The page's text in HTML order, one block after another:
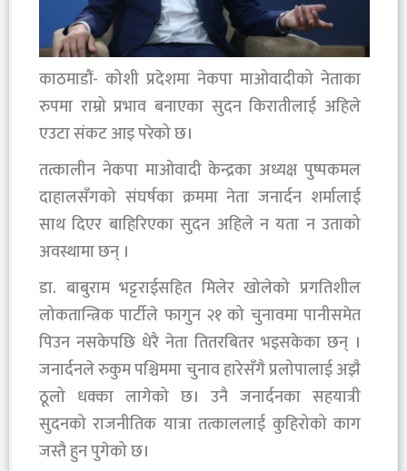
काठमाडौं- कोशी प्रदेशमा नेकपा माओवादीको नेताका
रुपमा राम्रो प्रभाव बनाएका सुदन किरातीलाई अहिले
एउटा संकट आइ परेको छ।
तत्कालीन नेकपा माओवादी केन्द्रका अध्यक्ष पुष्पकमल
दाहालसँगको संघर्षका क्रममा नेता जनार्दन शर्मालाई
साथ दिएर बाहिरिएका सुदन अहिले न यता न उताको
अवस्थामा छन् ।
डा. बाबुराम भट्टराईसहित मिलेर खोलेको प्रगतिशील
लोकतान्त्रिक पार्टीले फागुन २१ को चुनावमा पानीसमेत
पिउन नसकेपछि धेरै नेता तितरबितर भइसकेका छन् ।
जनार्दनले रुकुम पश्चिममा चुनाव हारेसँगै प्रलोपालाई अझै
ठूलो धक्का लागेको छ। उनै जनार्दनका सहयात्री
सुदनको राजनीतिक यात्रा तत्काललाई कुहिरोको काग
जस्तै हुन पुगेको छ।